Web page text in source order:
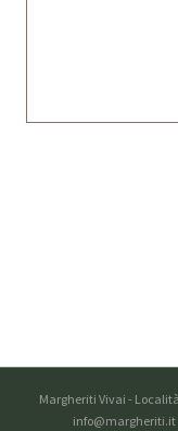
Margheriti Vivai - Località
info@margheriti.it